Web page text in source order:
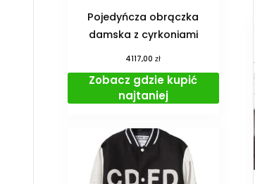
Pojedyńcza obrączka
damska z cyrkoniami
4117,00zł
Zobacz gdzie kupić
najtaniej